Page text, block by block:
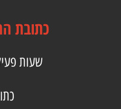
כתובת
שעות
כתובת: